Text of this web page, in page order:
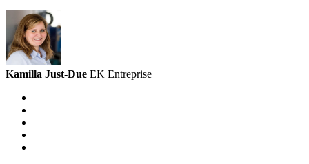
Kamilla Just-Due​ EK Entreprise